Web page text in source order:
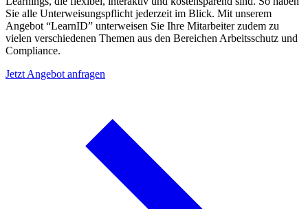
Sie alle Unterweisungspflicht jederzeit im Blick. Mit unserem
Angebot “LearnID” unterweisen Sie Ihre Mitarbeiter zudem zu
vielen verschiedenen Themen aus den Bereichen Arbeitsschutz und
Compliance.
Jetzt Angebot anfragen